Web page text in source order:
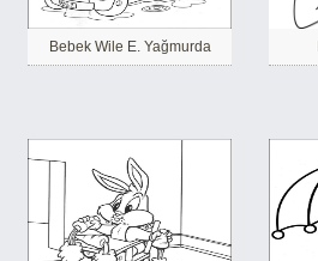
Bebek Wile E. Yağmurda